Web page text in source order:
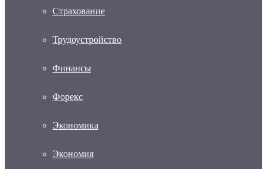
Страхование
Трудоустройство
Финансы
Форекс
Экономика
Экономия